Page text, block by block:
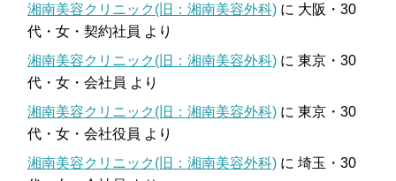
湘南美容クリニック(旧：湘南美容外科) に 大阪・30
代・女・契約社員 より
湘南美容クリニック(旧：湘南美容外科) に 東京・30
代・女・会社員 より
湘南美容クリニック(旧：湘南美容外科) に 東京・30
代・女・会社役員 より
湘南美容クリニック(旧：湘南美容外科) に 埼玉・30